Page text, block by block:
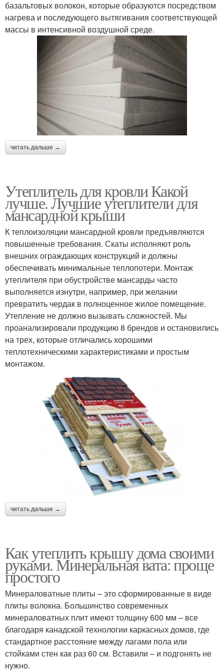
базальтовых волокон, которые образуются посредством
нагрева и последующего вытягивания соответствующей
массы в интенсивной воздушной среде.
читать дальше →
Утеплитель для кровли Какой
лучше. Лучшие утеплители для
мансардной крыши
К теплоизоляции мансардной кровли предъявляются
повышенные требования. Скаты исполняют роль
внешних ограждающих конструкций и должны
обеспечивать минимальные теплопотери. Монтаж
утеплителя при обустройстве мансарды часто
выполняется изнутри, например, при желании
превратить чердак в полноценное жилое помещение.
Утепление не должно вызывать сложностей. Мы
проанализировали продукцию 8 брендов и остановились
на трех, которые отличались хорошими
теплотехническими характеристиками и простым
монтажом.
читать дальше →
Как утеплить крышу дома своими
руками. Минеральная вата: проще
простого
Минераловатные плиты – это сформированные в виде
плиты волокна. Большинство современных
минераловатных плит имеют толщину 600 мм – все
благодаря канадской технологии каркасных домов, где
стандартное расстояние между лагами пола или
стойками стен как раз 60 см. Вставили – и подгонять не
нужно.